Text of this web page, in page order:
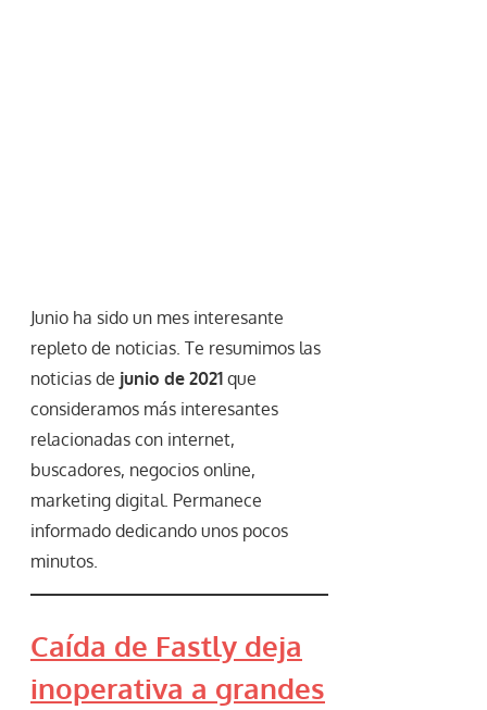
Junio ha sido un mes interesante
repleto de noticias. Te resumimos las
noticias de junio de 2021 que
consideramos más interesantes
relacionadas con internet,
buscadores, negocios online,
marketing digital. Permanece
informado dedicando unos pocos
minutos.
Caída de Fastly deja
inoperativa a grandes